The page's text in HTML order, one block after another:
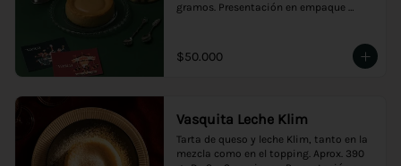
gramos. Presentación en empaque
$50.000
Vasquita Leche Klim
Tarta de queso y leche Klim, tanto en la
mezcla como en el topping. Aprox. 390